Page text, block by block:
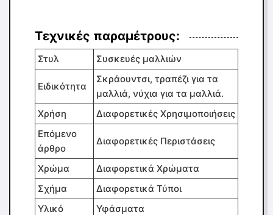
Τεχνικές παραμέτρους:
Στυλ Συσκευές μαλλιών
Ειδικότητα
Σκράουντσι, τραπέζι για τα
μαλλιά, νύχια για τα μαλλιά.
Χρήση
Διαφορετικές Χρησιμοποιήσεις
Επόμενο
άρθρο
Διαφορετικές Περιστάσεις
Χρώμα
Διαφορετικά Χρώματα
Σχήμα
Διαφορετικά Τύποι
Υλικό
Υφάσματα